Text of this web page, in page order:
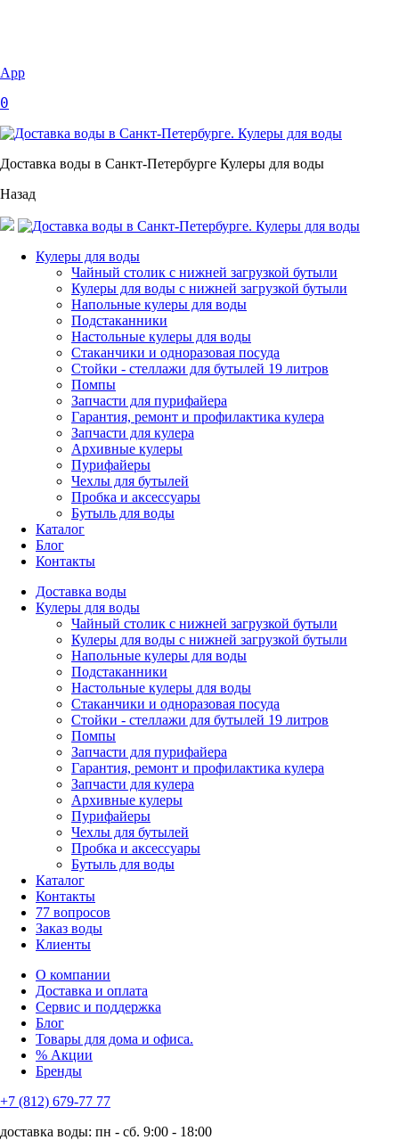
App
0
Доставка воды в Санкт-Петербурге Кулеры для воды
Назад
Кулеры для воды
Чайный столик с нижней загрузкой бутыли
Кулеры для воды с нижней загрузкой бутыли
Напольные кулеры для воды
Подстаканники
Настольные кулеры для воды
Стаканчики и одноразовая посуда
Стойки - стеллажи для бутылей 19 литров
Помпы
Запчасти для пурифайера
Гарантия, ремонт и профилактика кулера
Запчасти для кулера
Архивные кулеры
Пурифайеры
Чехлы для бутылей
Пробка и аксессуары
Бутыль для воды
Каталог
Блог
Контакты
Доставка воды
Кулеры для воды
Чайный столик с нижней загрузкой бутыли
Кулеры для воды с нижней загрузкой бутыли
Напольные кулеры для воды
Подстаканники
Настольные кулеры для воды
Стаканчики и одноразовая посуда
Стойки - стеллажи для бутылей 19 литров
Помпы
Запчасти для пурифайера
Гарантия, ремонт и профилактика кулера
Запчасти для кулера
Архивные кулеры
Пурифайеры
Чехлы для бутылей
Пробка и аксессуары
Бутыль для воды
Каталог
Контакты
77 вопросов
Заказ воды
Клиенты
О компании
Доставка и оплата
Сервис и поддержка
Блог
Товары для дома и офиса.
% Акции
Бренды
+7 (812) 679-77 77
доставка воды: пн - сб. 9:00 - 18:00